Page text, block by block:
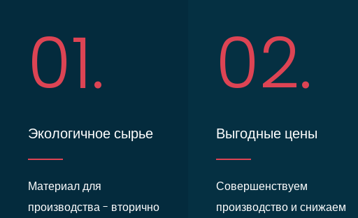
01.
Экологичное сырье
Материал для
производства - вторично
02.
Выгодные цены
Совершенствуем
производство и снижаем